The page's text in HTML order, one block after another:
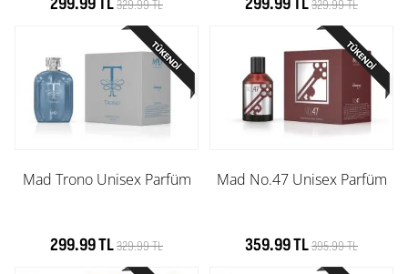
329.99 TL 329.99 TL
Mad Trono Unisex Parfüm
299.99 TL329.99 TL
Mad No.47 Unisex Parfüm
359.99 TL395.99 TL